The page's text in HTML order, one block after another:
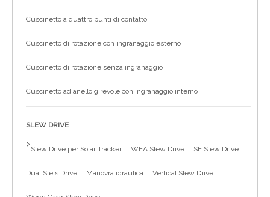
Cuscinetto a quattro punti di contatto
Cuscinetto di rotazione con ingranaggio esterno
Cuscinetto di rotazione senza ingranaggio
Cuscinetto ad anello girevole con ingranaggio interno
SLEW DRIVE
>
Slew Drive per Solar Tracker WEA Slew Drive SE Slew Drive
Dual Sleis Drive Manovra idraulica Vertical Slew Drive